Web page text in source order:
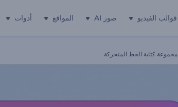
قوالب الفيديو صور AI المواقع أدوات
مجموعة كتابة الخط المتحركة